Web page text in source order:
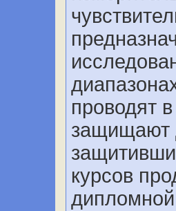
проводят
защищают
курсов